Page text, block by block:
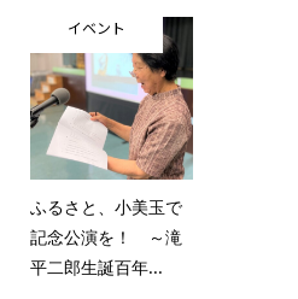
イベント
ふるさと、小美玉で
記念公演を！ ～滝
平二郎生誕百年...